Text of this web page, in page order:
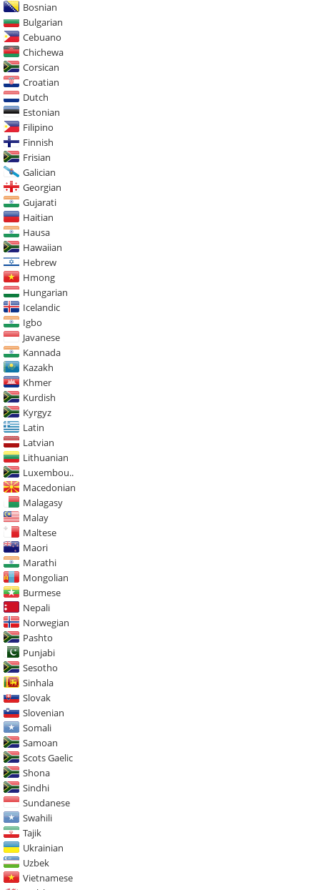
Bosnian
Bulgarian
Cebuano
Chichewa
Corsican
Croatian
Dutch
Estonian
Filipino
Finnish
Frisian
Galician
Georgian
Gujarati
Haitian
Hausa
Hawaiian
Hebrew
Hmong
Hungarian
Icelandic
Igbo
Javanese
Kannada
Kazakh
Khmer
Kurdish
Kyrgyz
Latin
Latvian
Lithuanian
Luxembou..
Macedonian
Malagasy
Malay
Maltese
Maori
Marathi
Mongolian
Burmese
Nepali
Norwegian
Pashto
Punjabi
Sesotho
Sinhala
Slovak
Slovenian
Somali
Samoan
Scots Gaelic
Shona
Sindhi
Sundanese
Swahili
Tajik
Ukrainian
Uzbek
Vietnamese